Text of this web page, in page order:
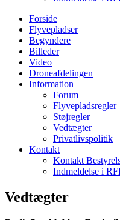
Forside
Flyvepladser
Begyndere
Billeder
Video
Droneafdelingen
Information
Forum
Flyvepladsregler
Støjregler
Vedtægter
Privatlivspolitik
Kontakt
Kontakt
Indmeldelse i
Vedtægter